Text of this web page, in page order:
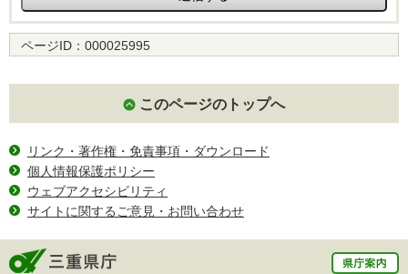
ページID： 000025995
このページのトップへ
リンク・著作権・免責事項・ダウンロード
個人情報保護ポリシー
ウェブアクセシビリティ
サイトに関するご意見・お問い合わせ